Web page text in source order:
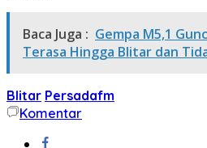
Baca Juga : Gempa M5,1
Terasa Hingga Blitar dan
Blitar Persadafm
Komentar